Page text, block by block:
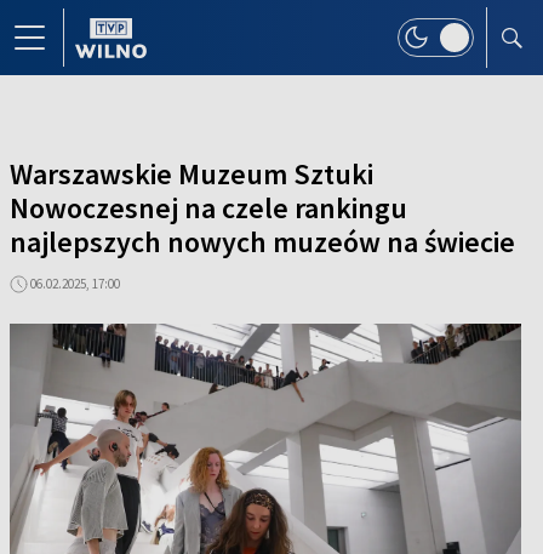
Warszawskie Muzeum Sztuki
Nowoczesnej na czele rankingu
najlepszych nowych muzeów na świecie
06.02.2025, 17:00